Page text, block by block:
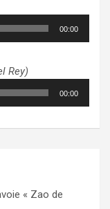
00:00
Rey)
00:00
« Zao de